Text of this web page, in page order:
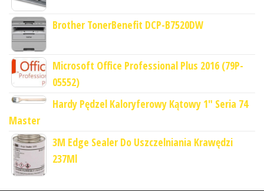
Brother TonerBenefit DCP-B7520DW
Microsoft Office Professional Plus 2016 (79P-
05552)
Hardy Pędzel Kaloryferowy Kątowy 1" Seria 74
Master
3M Edge Sealer Do Uszczelniania Krawędzi
237Ml